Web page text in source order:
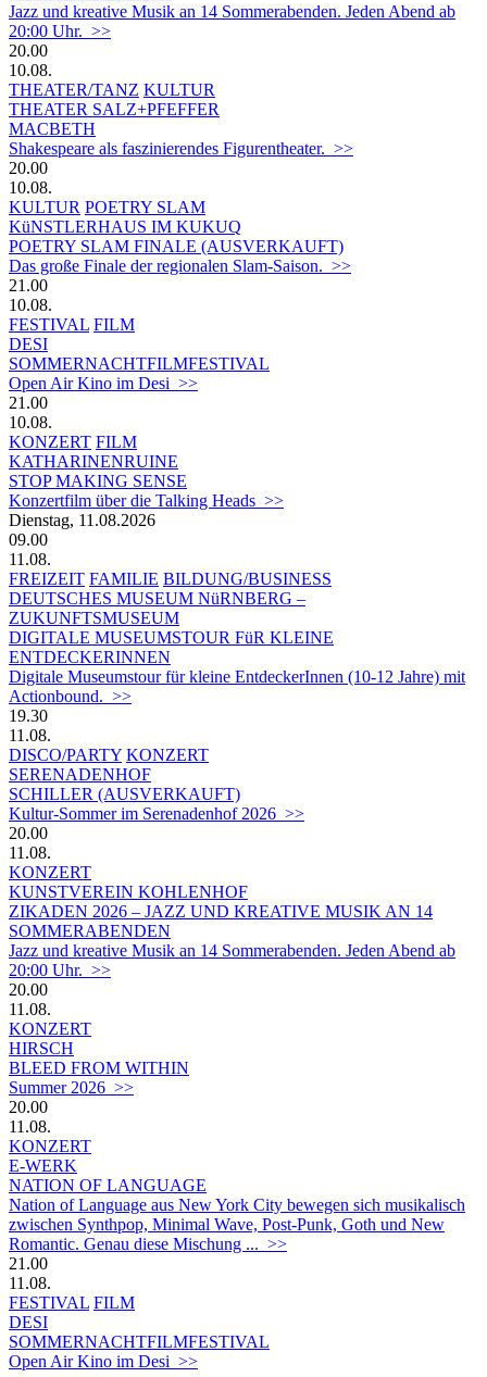
Jazz und kreative Musik an 14 Sommerabenden. Jeden Abend ab
20:00 Uhr. >>
20.00
10.08.
THEATER/TANZ KULTUR
THEATER SALZ+PFEFFER
MACBETH
Shakespeare als faszinierendes Figurentheater. >>
20.00
10.08.
KULTUR POETRY SLAM
KüNSTLERHAUS IM KUKUQ
POETRY SLAM FINALE (AUSVERKAUFT)
Das große Finale der regionalen Slam-Saison. >>
21.00
10.08.
FESTIVAL FILM
DESI
SOMMERNACHTFILMFESTIVAL
Open Air Kino im Desi >>
21.00
10.08.
KONZERT FILM
KATHARINENRUINE
STOP MAKING SENSE
Konzertfilm über die Talking Heads >>
Dienstag, 11.08.2026
09.00
11.08.
FREIZEIT FAMILIE BILDUNG/BUSINESS
DEUTSCHES MUSEUM NüRNBERG –
ZUKUNFTSMUSEUM
DIGITALE MUSEUMSTOUR FüR KLEINE
ENTDECKERINNEN
Digitale Museumstour für kleine EntdeckerInnen (10-12 Jahre) mit
Actionbound. >>
19.30
11.08.
DISCO/PARTY KONZERT
SERENADENHOF
SCHILLER (AUSVERKAUFT)
Kultur-Sommer im Serenadenhof 2026 >>
20.00
11.08.
KONZERT
KUNSTVEREIN KOHLENHOF
ZIKADEN 2026 – JAZZ UND KREATIVE MUSIK AN 14
SOMMERABENDEN
Jazz und kreative Musik an 14 Sommerabenden. Jeden Abend ab
20:00 Uhr. >>
20.00
11.08.
KONZERT
HIRSCH
BLEED FROM WITHIN
Summer 2026 >>
20.00
11.08.
KONZERT
E-WERK
NATION OF LANGUAGE
Nation of Language aus New York City bewegen sich musikalisch
zwischen Synthpop, Minimal Wave, Post-Punk, Goth und New
Romantic. Genau diese Mischung ... >>
21.00
11.08.
FESTIVAL FILM
DESI
SOMMERNACHTFILMFESTIVAL
Open Air Kino im Desi >>